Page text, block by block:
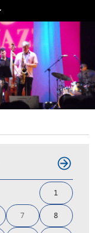
1
7 8